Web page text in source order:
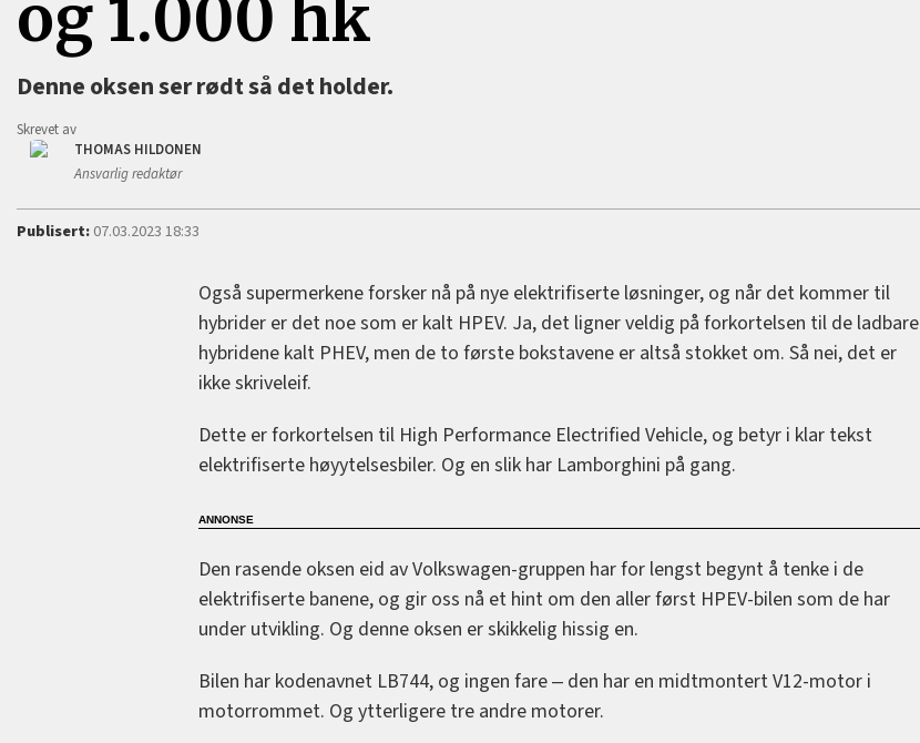
og 1.000 hk
Denne oksen ser rødt så det holder.
Skrevet av
THOMAS HILDONEN
Ansvarlig redaktør
Publisert:07.03.2023 18:33
Også supermerkene forsker nå på nye elektrifiserte løsninger, og når det kommer til
hybrider er det noe som er kalt HPEV. Ja, det ligner veldig på forkortelsen til de ladbare
hybridene kalt PHEV, men de to første bokstavene er altså stokket om. Så nei, det er
ikke skriveleif.
Dette er forkortelsen til High Performance Electrified Vehicle, og betyr i klar tekst
elektrifiserte høyytelsesbiler. Og en slik har Lamborghini på gang.
Den rasende oksen eid av Volkswagen-gruppen har for lengst begynt å tenke i de
elektrifiserte banene, og gir oss nå et hint om den aller først HPEV-bilen som de har
under utvikling. Og denne oksen er skikkelig hissig en.
Bilen har kodenavnet LB744, og ingen fare ‒ den har en midtmontert V12-motor i
motorrommet. Og ytterligere tre andre motorer.